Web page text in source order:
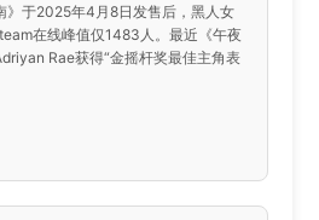
》于2025年4月8日发售后，黑人女
在线峰值仅1483人。最近《午夜
Rae获得“金摇杆奖最佳主角表